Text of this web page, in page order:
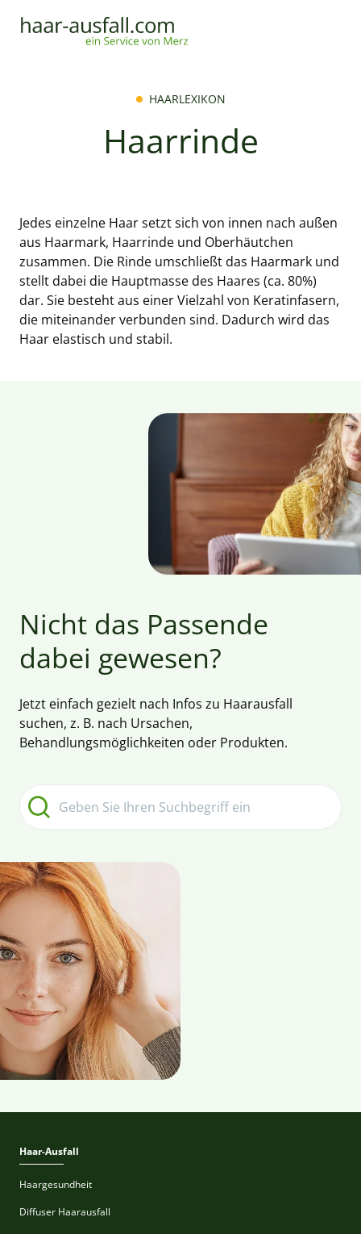
HAARLEXIKON
Haarrinde
Jedes einzelne Haar setzt sich von innen nach außen
aus Haarmark, Haarrinde und Oberhäutchen
zusammen. Die Rinde umschließt das Haarmark und
stellt dabei die Hauptmasse des Haares (ca. 80%)
dar. Sie besteht aus einer Vielzahl von Keratinfasern,
die miteinander verbunden sind. Dadurch wird das
Haar elastisch und stabil.
Nicht das Passende
dabei gewesen?
Jetzt einfach gezielt nach Infos zu Haarausfall
suchen, z. B. nach Ursachen,
Behandlungsmöglichkeiten oder Produkten.
Haar-Ausfall
Haargesundheit
Diffuser Haarausfall